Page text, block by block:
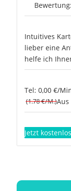
Intuitives
lieber eine
helfe ich
Tel: 0,00 €/
(1.78 €/M.)Aus
Jetzt